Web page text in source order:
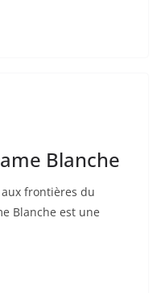
Blanche
frontières du
Blanche est une